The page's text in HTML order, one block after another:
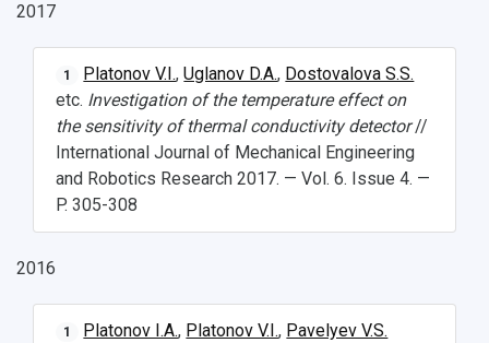
2017
1 Platonov V.I.,Uglanov D.A., Dostovalova S.S.
etc. Investigation of the temperature effect on
the sensitivity of thermal conductivity detector//
International Journal of Mechanical Engineering
and Robotics Research 2017. — Vol. 6. Issue 4. —
P. 305-308
2016
1 Platonov I.A., Platonov V.I., Pavelyev V.S.